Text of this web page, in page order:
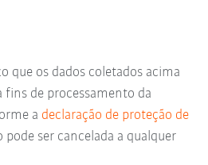
que os dados coletados acima
fins de processamento da
a declaração de proteção de
pode ser cancelada a qualquer